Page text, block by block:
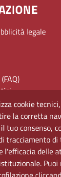
cookie
la corretta
tuo consenso,
tracciamento di
l'efficacia delle
legale